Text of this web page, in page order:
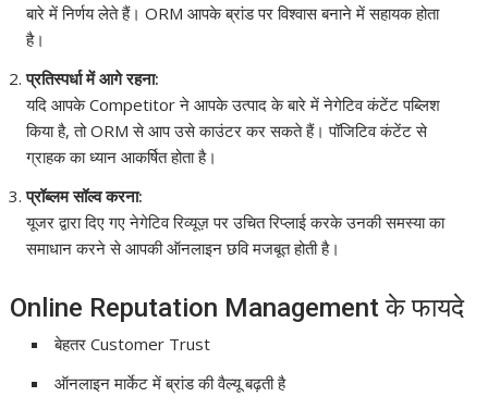
बारे में निर्णय लेते हैं। ORM आपके ब्रांड पर विश्वास बनाने में सहायक होता
है।
प्रतिस्पर्धा में आगे रहना:
यदि आपके Competitor ने आपके उत्पाद के बारे में नेगेटिव कंटेंट पब्लिश
किया है, तो ORM से आप उसे काउंटर कर सकते हैं। पॉजिटिव कंटेंट से
ग्राहक का ध्यान आकर्षित होता है।
प्रॉब्लम सॉल्व करना:
यूजर द्वारा दिए गए नेगेटिव रिव्यूज़ पर उचित रिप्लाई करके उनकी समस्या का
समाधान करने से आपकी ऑनलाइन छवि मजबूत होती है।
Online Reputation Management के फायदे
बेहतर Customer Trust
ऑनलाइन मार्केट में ब्रांड की वैल्यू बढ़ती है